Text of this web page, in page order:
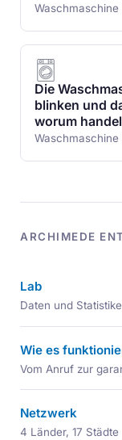
Waschmaschine
Die
blinken und
worum
Waschmaschine
ARCHIMEDE
Lab
Daten und
Wie es
Vom Anruf zur
Netzwerk
4 Länder, 17